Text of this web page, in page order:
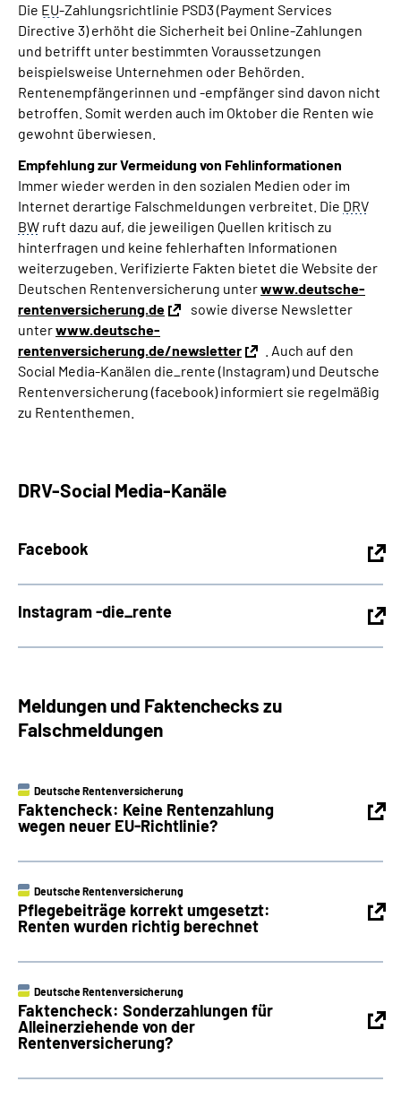
Die EU-Zahlungsrichtlinie PSD3 (Payment Services
Directive 3) erhöht die Sicherheit bei Online-Zahlungen
und betrifft unter bestimmten Voraussetzungen
beispielsweise Unternehmen oder Behörden.
Rentenempfängerinnen und -empfänger sind davon nicht
betroffen. Somit werden auch im Oktober die Renten wie
gewohnt überwiesen.
Empfehlung zur Vermeidung von Fehlinformationen
Immer wieder werden in den sozialen Medien oder im
Internet derartige Falschmeldungen verbreitet. Die DRV
BW ruft dazu auf, die jeweiligen Quellen kritisch zu
hinterfragen und keine fehlerhaften Informationen
weiterzugeben. Verifizierte Fakten bietet die Website der
Deutschen Rentenversicherung unterwww.deutsche-
rentenversicherung.de
sowie diverse Newsletter
unterwww.deutsche-
rentenversicherung.de/newsletter
. Auch auf den
Social Media-Kanälen die_rente (Instagram) und Deutsche
Rentenversicherung (facebook) informiert sie regelmäßig
zu Rententhemen.
DRV-Social Media-Kanäle
Facebook
Instagram -die_rente
Meldungen und Faktenchecks zu
Falschmeldungen
Deutsche Rentenversicherung
Faktencheck: Keine Rentenzahlung
wegen neuer EU-Richtlinie?
Deutsche Rentenversicherung
Pflegebeiträge korrekt umgesetzt:
Renten wurden richtig berechnet
Deutsche Rentenversicherung
Faktencheck: Sonderzahlungen für
Alleinerziehende von der
Rentenversicherung?